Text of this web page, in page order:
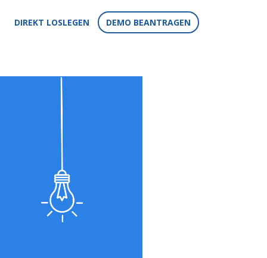
DIREKT LOSLEGEN DEMO BEANTRAGEN